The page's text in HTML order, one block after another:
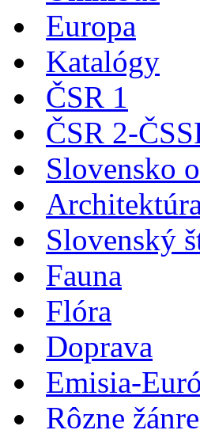
Europa
Katalógy
ČSR 1
ČSR 2-
Slovensko
Slovenský
Fauna
Flóra
Doprava
Emisia-
Rôzne žánre